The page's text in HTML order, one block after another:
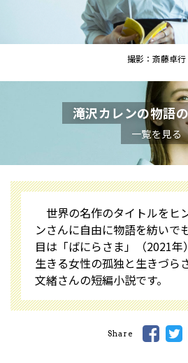
撮影：斎藤卓行
滝沢カレンの物語
一覧を見る
世界の名作のタイトルをヒ
ンさんに自由に物語を紡いで
目は「ばにらさま」（2021年
生きる女性の孤独と生きづら
文緒さんの短編小説です。
Share